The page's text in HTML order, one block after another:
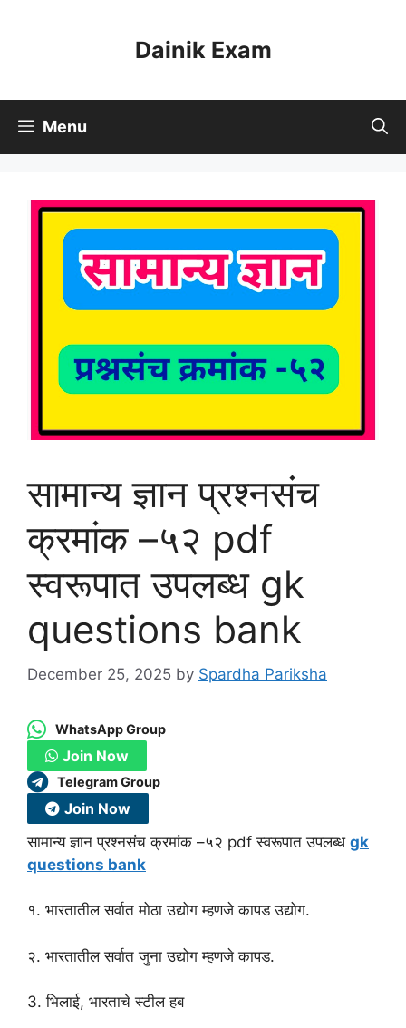
Dainik Exam
Menu
सामान्य ज्ञान प्रश्नसंच
क्रमांक –५२ pdf
स्वरूपात उपलब्ध gk
questions bank
December 25, 2025 by Spardha Pariksha
WhatsApp Group
Join Now
Telegram Group
Join Now
सामान्य ज्ञान प्रश्नसंच क्रमांक –५२ pdf स्वरूपात उपलब्ध gk
questions bank
१. भारतातील सर्वात मोठा उद्योग म्हणजे कापड उद्योग.
२. भारतातील सर्वात जुना उद्योग म्हणजे कापड.
3. भिलाई, भारताचे स्टील हब